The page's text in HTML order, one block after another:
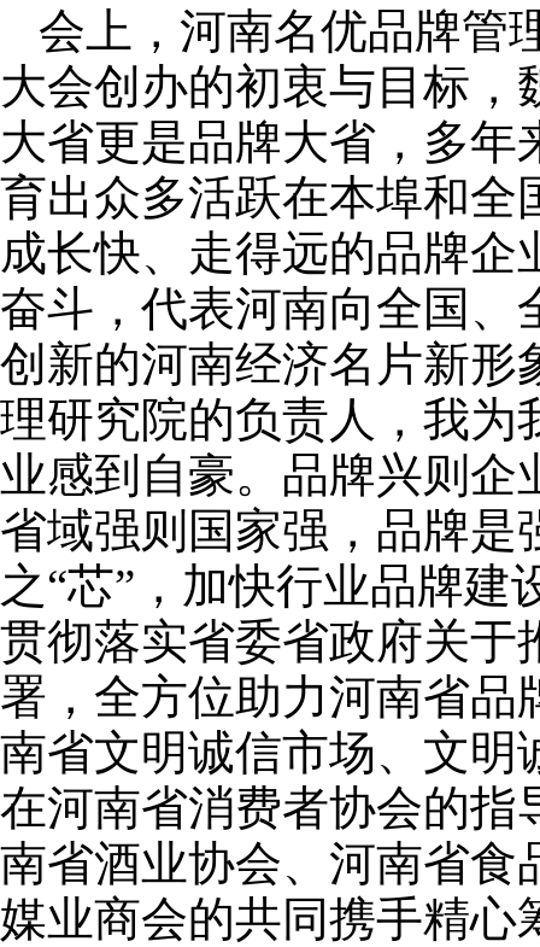
会上，河南名优品牌管
大会创办的初衷与目标
大省更是品牌大省，多
育出众多活跃在本埠和全
成长快、走得远的品牌
奋斗，代表河南向全国、
创新的河南经济名片新形
理研究院的负责人，我为
业感到自豪。品牌兴则
省域强则国家强，品牌是
之“芯”，加快行业品牌
贯彻落实省委省政府关于
署，全方位助力河南省品
南省文明诚信市场、文明
在河南省消费者协会的指
南省酒业协会、河南省食
媒业商会的共同携手精心